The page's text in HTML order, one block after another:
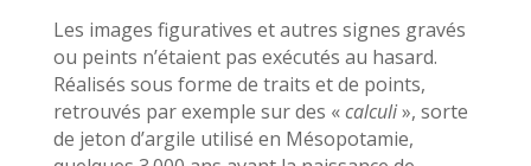
Les images figuratives et autres signes gravés
ou peints n’étaient pas exécutés au hasard.
Réalisés sous forme de traits et de points,
retrouvés par exemple sur des «calculi», sorte
de jeton d’argile utilisé en Mésopotamie,